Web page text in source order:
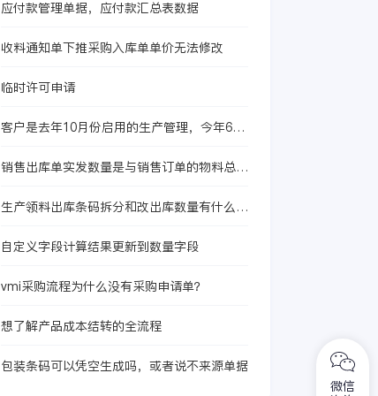
应付款管理单据，应付款汇总表数据
收料通知单下推采购入库单单价无法修改
临时许可申请
客户是去年10月份启用的生产管理，今年6月
销售出库单实发数量是与销售订单的物料总数
生产领料出库条码拆分和改出库数量有什么本
自定义字段计算结果更新到数量字段
vmi采购流程为什么没有采购申请单？
想了解产品成本结转的全流程
包装条码可以凭空生成吗，或者说不来源单据
微信